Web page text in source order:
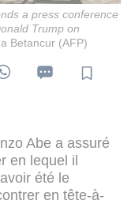
a press conference
Trump on
Betancur (AFP)
Abe a assuré
en lequel il
été le
en tête-à-